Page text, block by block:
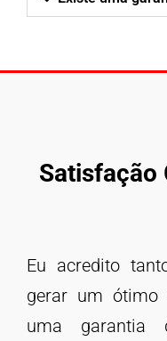
Satisfação
Eu acredito
gerar um ótimo
uma